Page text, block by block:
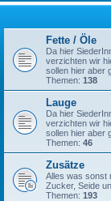
Fette / Öle
Da hier
verzichten wir
sollen hier aber
Themen: 138
Lauge
Da hier
verzichten wir
sollen hier aber
Themen: 46
Zusätze
Alles was sonst
Zucker, Seide
Themen: 193